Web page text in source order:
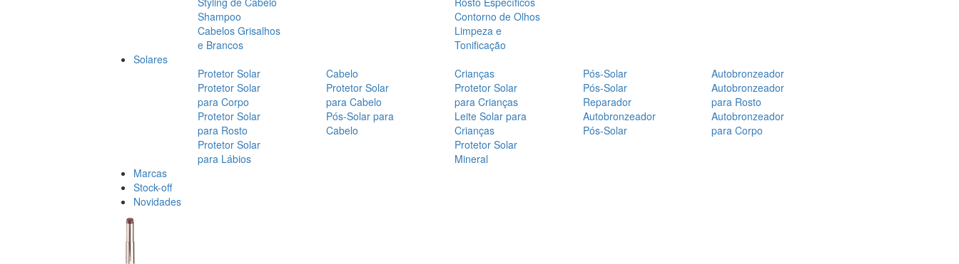
Shampoo
Cabelos Grisalhos
e Brancos
Contorno de Olhos
Limpeza e
Tonificação
Solares
Protetor Solar
Protetor Solar
para Corpo
Protetor Solar
para Rosto
Protetor Solar
para Lábios
Cabelo
Protetor Solar
para Cabelo
Pós-Solar para
Cabelo
Crianças
Protetor Solar
para Crianças
Leite Solar para
Crianças
Protetor Solar
Mineral
Pós-Solar
Pós-Solar
Reparador
Autobronzeador
Pós-Solar
Autobronzeador
Autobronzeador
para Rosto
Autobronzeador
para Corpo
Marcas
Stock-off
Novidades